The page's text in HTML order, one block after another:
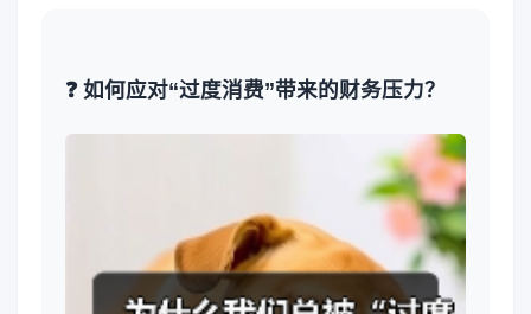
❓ 如何应对“过度消费”带来的财务压力？